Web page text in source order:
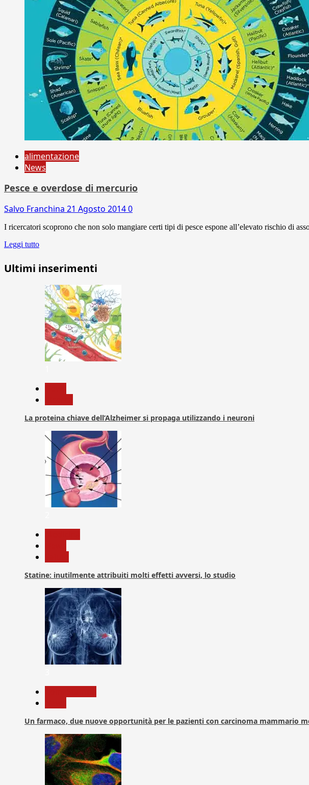
alimentazione
News
Pesce e overdose di mercurio
Salvo Franchina 21 Agosto 20140
I ricercatori scoprono che non solo mangiare certi tipi di pesce espone all’elevato rischio di
Leggi tutto
Ultimi inserimenti
La proteina chiave dell’Alzheimer si propaga utilizzando i neuroni
Statine: inutilmente attribuiti molti effetti avversi, lo studio
Un farmaco, due nuove opportunità per le pazienti con carcinoma mammario